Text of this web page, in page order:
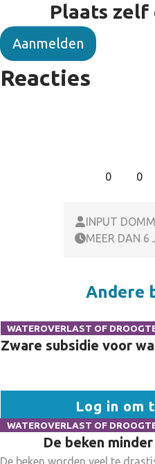
Plaats
Aanmelden
Reacties
0 0
INPUT
MEER DAN 6
Andere
WATEROVERLAST OF
Zware subsidie voor
Log in om
WATEROVERLAST OF
De beken
De beken worden veel te